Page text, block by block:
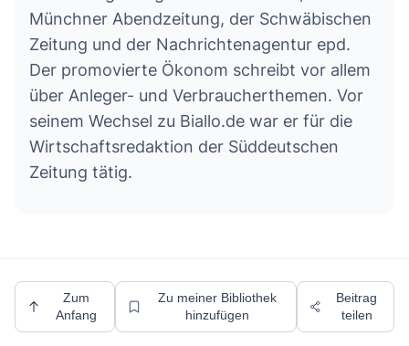
Münchner Abendzeitung, der Schwäbischen
Zeitung und der Nachrichtenagentur epd.
Der promovierte Ökonom schreibt vor allem
über Anleger- und Verbraucherthemen. Vor
seinem Wechsel zu Biallo.de war er für die
Wirtschaftsredaktion der Süddeutschen
Zeitung tätig.
Zum
Anfang
Zu meiner Bibliothek
hinzufügen
Beitrag
teilen